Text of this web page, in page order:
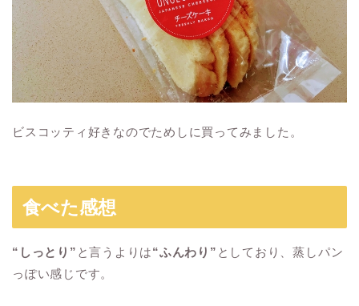
ビスコッティ好きなのでためしに買ってみました。
食べた感想
“しっとり” と言うよりは“ふんわり” としており、蒸しパン
っぽい感じです。